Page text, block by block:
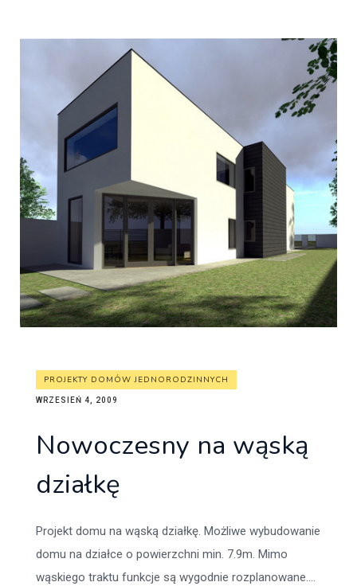
PROJEKTY DOMÓW JEDNORODZINNYCH
WRZESIEŃ 4, 2009
Nowoczesny na wąską
działkę
Projekt domu na wąską działkę. Możliwe wybudowanie
domu na działce o powierzchni min. 7.9m. Mimo
wąskiego traktu funkcje są wygodnie rozplanowane....